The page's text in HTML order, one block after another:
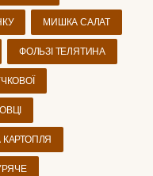
МИШКА САЛАТ
ФОЛЬЗІ ТЕЛЯТИНА